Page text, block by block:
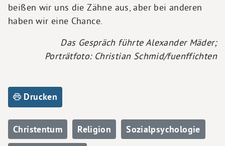
beißen wir uns die Zähne aus, aber bei anderen
haben wir eine Chance.
Das Gespräch führte Alexander Mäder;
Porträtfoto: Christian Schmid/fuenffichten
Drucken
Christentum Religion Sozialpsychologie